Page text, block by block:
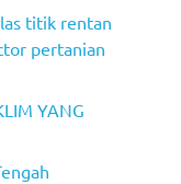
titik rentan
pertanian
YANG